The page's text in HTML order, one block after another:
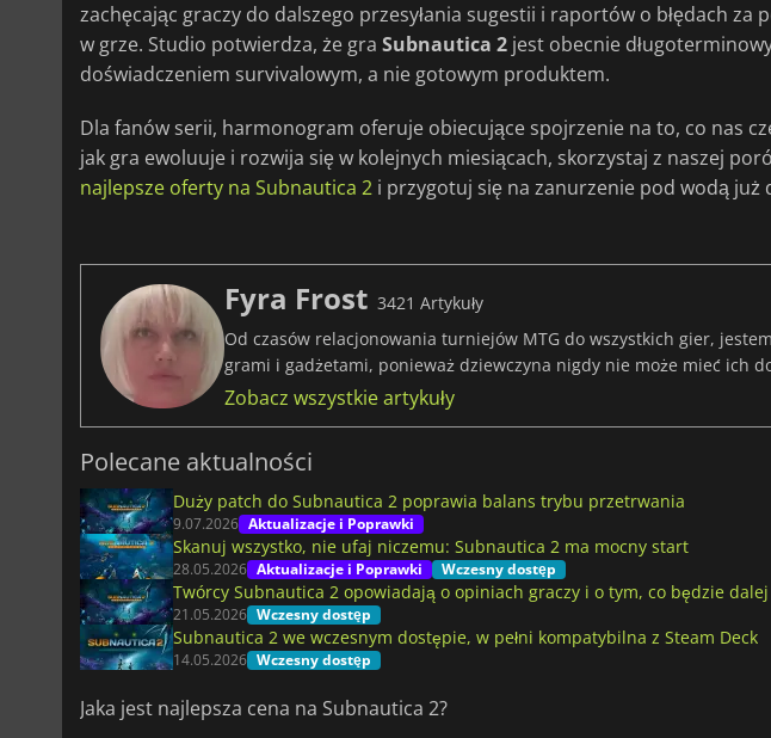
zachęcając graczy do dalszego przesyłania sugestii i raportów o błędach
w grze. Studio potwierdza, że gra Subnautica 2 jest obecnie
doświadczeniem survivalowym, a nie gotowym produktem.
Dla fanów serii, harmonogram oferuje obiecujące spojrzenie na to, co nas
jak gra ewoluuje i rozwija się w kolejnych miesiącach, skorzystaj z naszej
najlepsze oferty na Subnautica 2 i przygotuj się na zanurzenie pod wodą już
Fyra Frost 3421 Artykuły
Od czasów relacjonowania turniejów MTG do wszystkich gier,
grami i gadżetami, ponieważ dziewczyna nigdy nie może mieć ich
Zobacz wszystkie artykuły
Polecane aktualności
Duży patch do Subnautica 2 poprawia balans trybu przetrwania
9.07.2026 Aktualizacje i Poprawki
Skanuj wszystko, nie ufaj niczemu: Subnautica 2 ma mocny start
28.05.2026 Aktualizacje i Poprawki Wczesny dostęp
Twórcy Subnautica 2 opowiadają o opiniach graczy i o tym, co będzie dalej
21.05.2026 Wczesny dostęp
Subnautica 2 we wczesnym dostępie, w pełni kompatybilna z Steam Deck
14.05.2026 Wczesny dostęp
Jaka jest najlepsza cena na Subnautica 2?